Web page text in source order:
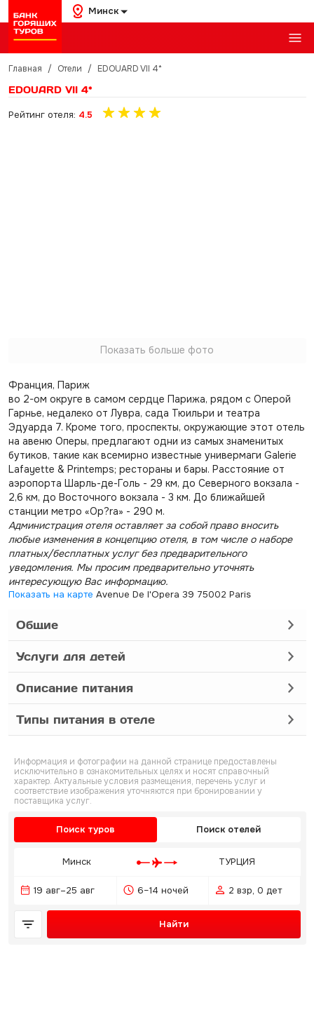
Минск
Главная / Отели / EDOUARD VII 4*
EDOUARD VII 4*
Рейтинг отеля: 4.5
Показать больше фото
Франция, Париж
во 2-ом округе в самом сердце Парижа, рядом с Оперой
Гарнье, недалеко от Лувра, сада Тюильри и театра
Эдуарда 7. Кроме того, проспекты, окружающие этот отель
на авеню Оперы, предлагают одни из самых знаменитых
бутиков, такие как всемирно известные универмаги Galerie
Lafayette & Printemps; рестораны и бары. Расстояние от
аэропорта Шарль-де-Голь - 29 км, до Северного вокзала -
2,6 км, до Восточного вокзала - 3 км. До ближайшей
станции метро «Op?ra» - 290 м.
Администрация отеля оставляет за собой право вносить
любые изменения в концепцию отеля, в том числе о наборе
платных/бесплатных услуг без предварительного
уведомления. Мы просим предварительно уточнять
интересующую Вас информацию.
Показать на карте Avenue De l'Opera 39 75002 Paris
Общие
Услуги для детей
Описание питания
Типы питания в отеле
Информация и фотографии на данной странице предоставлены
исключительно в ознакомительных целях и носят справочный
характер. Актуальные условия размещения, перечень услуг и
соответствие изображения уточняются при бронировании у
поставщика услуг.
Поиск туров Поиск отелей
Минск ТУРЦИЯ
19 авг–25 авг 6–14 ночей 2 взр, 0 дет
Найти